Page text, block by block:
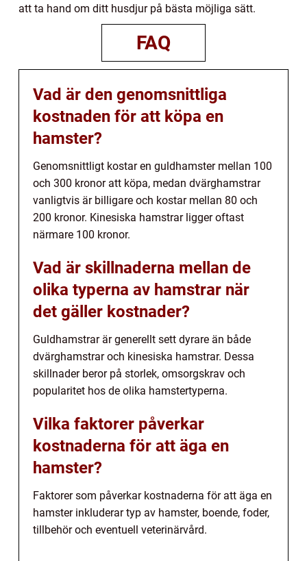
att ta hand om ditt husdjur på bästa möjliga sätt.
FAQ
Vad är den genomsnittliga
kostnaden för att köpa en
hamster?
Genomsnittligt kostar en guldhamster mellan 100
och 300 kronor att köpa, medan dvärghamstrar
vanligtvis är billigare och kostar mellan 80 och
200 kronor. Kinesiska hamstrar ligger oftast
närmare 100 kronor.
Vad är skillnaderna mellan de
olika typerna av hamstrar när
det gäller kostnader?
Guldhamstrar är generellt sett dyrare än både
dvärghamstrar och kinesiska hamstrar. Dessa
skillnader beror på storlek, omsorgskrav och
popularitet hos de olika hamstertyperna.
Vilka faktorer påverkar
kostnaderna för att äga en
hamster?
Faktorer som påverkar kostnaderna för att äga en
hamster inkluderar typ av hamster, boende, foder,
tillbehör och eventuell veterinärvård.